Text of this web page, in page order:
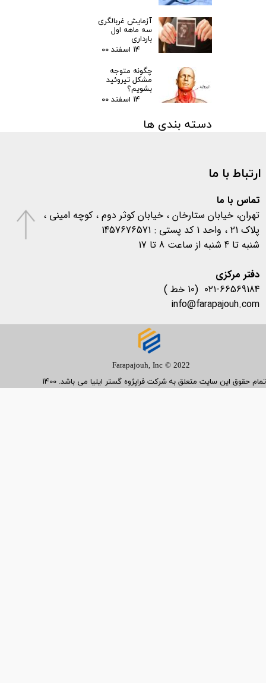
آزمایش غربالگری
سه ماهه اول
بارداری
۱۴ اسفند ۰۰
چگونه متوجه
مشکل تیروئید
بشویم؟
۱۴ اسفند ۰۰
دسته بندی ها
اخبار آزمایشگاهی
متفرقهارتباط با ما
تماس با ما
تهران، خیابان ستارخان ، خیابان کوثر دوم ، کوچه امینی ،
پلاک 21 ، واحد 1 کد پستی : 1457676571
شنبه تا 4 شنبه از ساعت 8 تا 17
​​​​​​​دفتر مرکزی
۰۲۱-66569184 (10 خط )
info@farapajouh.com
Farapajouh, Inc © 2022